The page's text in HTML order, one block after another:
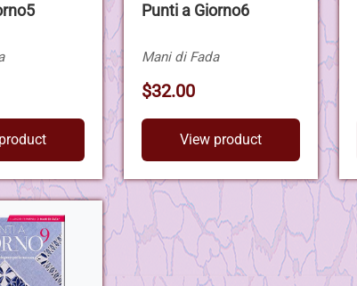
Punti a Giorno6
Mani di Fada
$32.00
View product